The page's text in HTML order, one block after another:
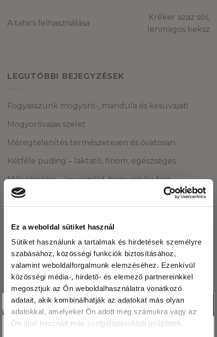
Ez a weboldal sütiket használ
Sütiket használunk a tartalmak és hirdetések személyre
szabásához, közösségi funkciók biztosításához,
valamint weboldalforgalmunk elemzéséhez. Ezenkívül
közösségi média-, hirdető- és elemező partnereinkkel
megosztjuk az Ön weboldalhasználatra vonatkozó
adatait, akik kombinálhatják az adatokat más olyan
adatokkal, amelyeket Ön adott meg számukra vagy az
Ön által használt más szolgáltatásokból gyűjtöttek.
A tahini felhasználása
Kréker azaz sós,
lenmagos keksz
LEGUTÓBBI BEJEGYZÉSEK
Fogyasszunk mogyoró-, mandula és kesuvajat!
Mogyoróvajas szelet
Méregtelenítés természetesen és óvatosan.
Kétféle puding – laktató, finom, egészséges
Mák tárolása – így csináld, hogy sokáig friss
maradjon!
2026. augusztus
2026. július
2026. június
2026. május
2026. április
Köszönjük,hogy
olvasod a blogunkat!
Ezért